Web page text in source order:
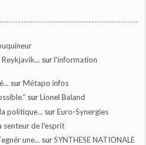
Reykjavik... surl'information
surMétapo infos
surLionel Baland
politique... surEuro-Synergies
senteur de l'esprit
une... surSYNTHESE NATIONALE